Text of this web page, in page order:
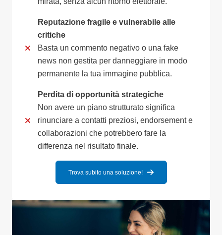
Reputazione fragile e vulnerabile alle
critiche
Basta un commento negativo o una fake
news non gestita per danneggiare in modo
permanente la tua immagine pubblica.
Perdita di opportunità strategiche
Non avere un piano strutturato significa
rinunciare a contatti preziosi, endorsement e
collaborazioni che potrebbero fare la
differenza nel risultato finale.
Trova subito una soluzione!